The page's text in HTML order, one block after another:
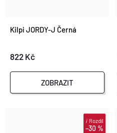
Kilpi JORDY-J Černá
822 Kč
ZOBRAZIT
–30 %
iRozdíl